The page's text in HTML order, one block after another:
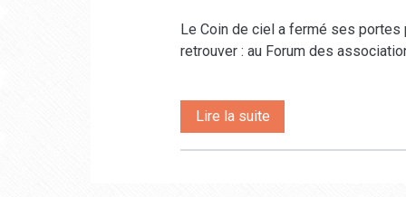
Le Coin de ciel a fermé ses portes
retrouver : au Forum des
Lire la suitePour
la